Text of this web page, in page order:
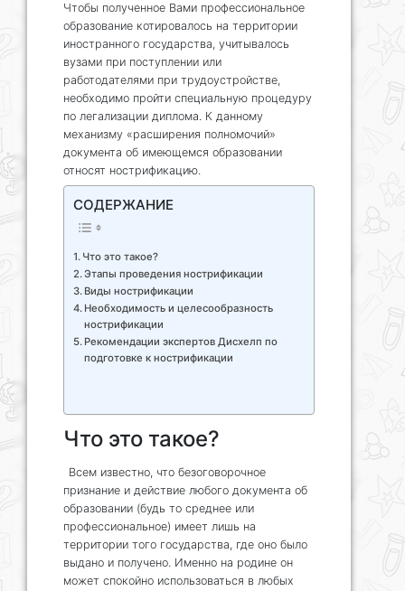
Чтобы полученное Вами профессиональное
образование котировалось на территории
иностранного государства, учитывалось
вузами при поступлении или
работодателями при трудоустройстве,
необходимо пройти специальную процедуру
по легализации диплома. К данному
механизму «расширения полномочий»
документа об имеющемся образовании
относят нострификацию.
СОДЕРЖАНИЕ
Что это такое?
Этапы проведения нострификации
Виды нострификации
Необходимость и целесообразность
нострификации
Рекомендации экспертов Дисхелп по
подготовке к нострификации
Что это такое?
Всем известно, что безоговорочное
признание и действие любого документа об
образовании (будь то среднее или
профессиональное) имеет лишь на
территории того государства, где оно было
выдано и получено. Именно на родине он
может спокойно использоваться в любых